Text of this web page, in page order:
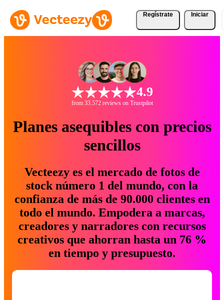
Regístrate Iniciar
4.9
from 33.572 reviews on Trustpilot
Planes asequibles con precios
sencillos
Vecteezy es el mercado de fotos de
stock número 1 del mundo, con la
confianza de más de 90.000 clientes en
todo el mundo. Empodera a marcas,
creadores y narradores con recursos
creativos que ahorran hasta un 76 %
en tiempo y presupuesto.